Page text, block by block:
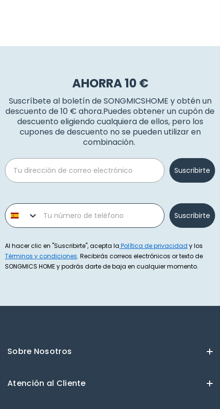
AHORRA 10 €
Suscríbete al boletín de SONGMICSHOME y obtén un
descuento de 10 € ahora.Puedes obtener un cupón de
descuento eligiendo cualquiera de ellos, pero los
cupones de descuento no se pueden utilizar en
combinación.
Email
Suscribirte
Phone number
Suscribirte
Al hacer clic en "Suscribirte", acepta la Política de privacidad y los
Términos y condiciones. Recibirás correos electrónicos or texto de
SONGMICS HOME y podrás darte de baja en cualquier momento.
Sobre Nosotros
Atención al Cliente